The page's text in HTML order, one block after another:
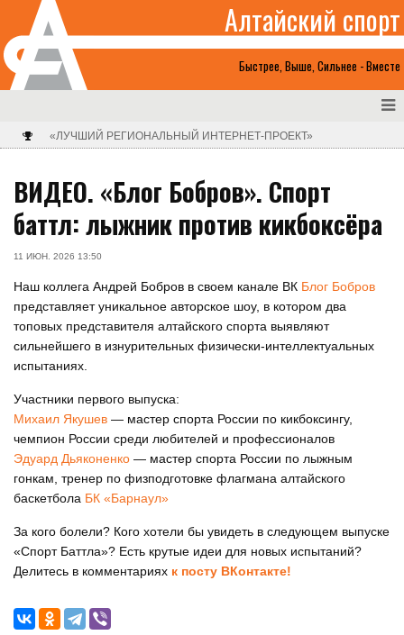
Быстрее, Выше, Сильнее - Вместе
Алтайский спорт
«ЛУЧШИЙ РЕГИОНАЛЬНЫЙ ИНТЕРНЕТ-ПРОЕКТ»
ВИДЕО. «Блог Бобров». Спорт
баттл: лыжник против кикбоксёра
11 ИЮН. 2026 13:50
Наш коллега Андрей Бобров в своем канале ВК Блог Бобров
представляет уникальное авторское шоу, в котором два
топовых представителя алтайского спорта выявляют
сильнейшего в изнурительных физически-интеллектуальных
испытаниях.
Участники первого выпуска:
Михаил Якушев — мастер спорта России по кикбоксингу,
чемпион России среди любителей и профессионалов
Эдуард Дьяконенко — мастер спорта России по лыжным
гонкам, тренер по физподготовке флагмана алтайского
баскетбола БК «Барнаул»
За кого болели? Кого хотели бы увидеть в следующем выпуске
«Спорт Баттла»? Есть крутые идеи для новых испытаний?
Делитесь в комментариях к посту ВКонтакте!